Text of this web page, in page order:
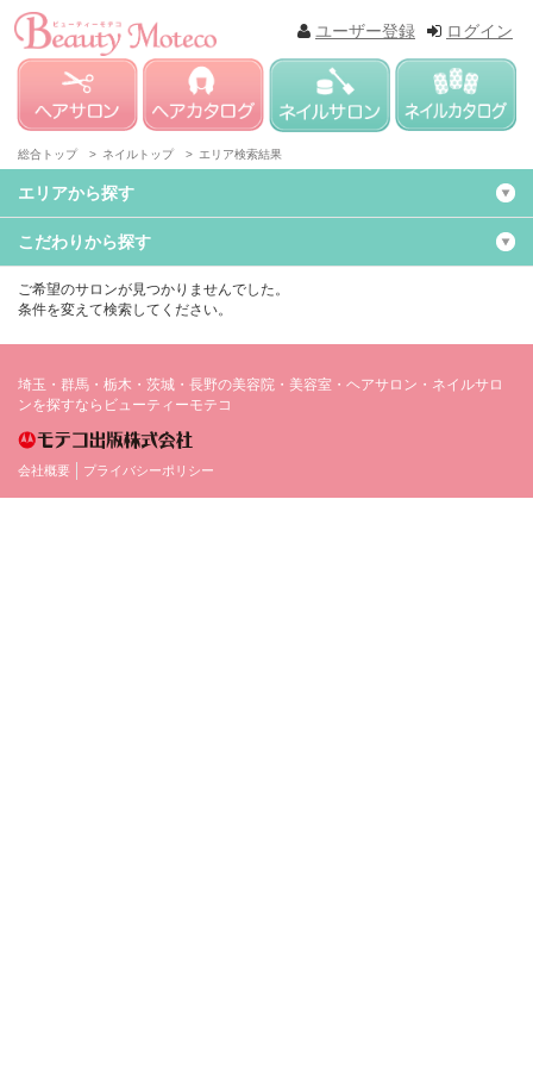
ログイン
ユーザー登録
総合トップ > ネイルトップ > エリア検索結果
エリアから探す
こだわりから探す
ご希望のサロンが見つかりませんでした。
条件を変えて検索してください。
埼玉・群馬・栃木・茨城・長野の美容院・美容室・ヘアサロン・ネイルサロ
ンを探すならビューティーモテコ
会社概要 プライバシーポリシー